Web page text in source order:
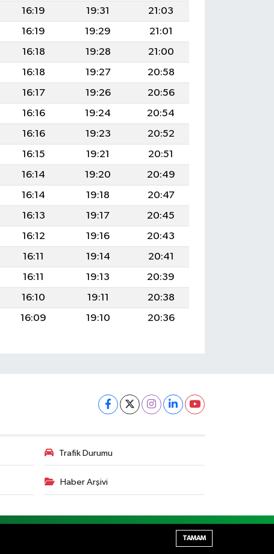
16:19 19:31
21:03
16:19 19:29
21:01
16:18 19:28
21:00
16:18 19:27
20:58
16:17 19:26
20:56
16:16 19:24
20:54
16:16 19:23
20:52
16:15 19:21
20:51
16:14 19:20
20:49
16:14 19:18
20:47
16:13 19:17
20:45
16:12 19:16
20:43
16:11 19:14
20:41
16:11 19:13
20:39
16:10 19:11
20:38
16:09 19:10 20:36
Trafik Durumu
Haber Arşivi
TE Bilişim
TAMAM